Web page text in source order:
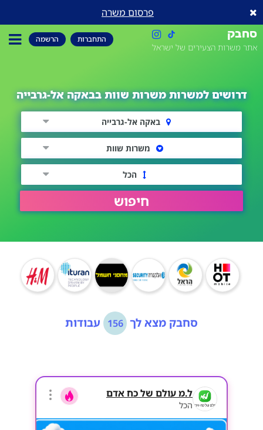
פרסום משרה
סחבק
אתר משרות הצעירים של ישראל
התחברות הרשמה
דרושים למשרות משרות שוות בבאקה אל-גרבייה
באקה אל-גרבייה
משרות שוות
הכל
חיפוש
סחבק מצא לך 156 עבודות
ל.מ עולם של כח אדם
הכל